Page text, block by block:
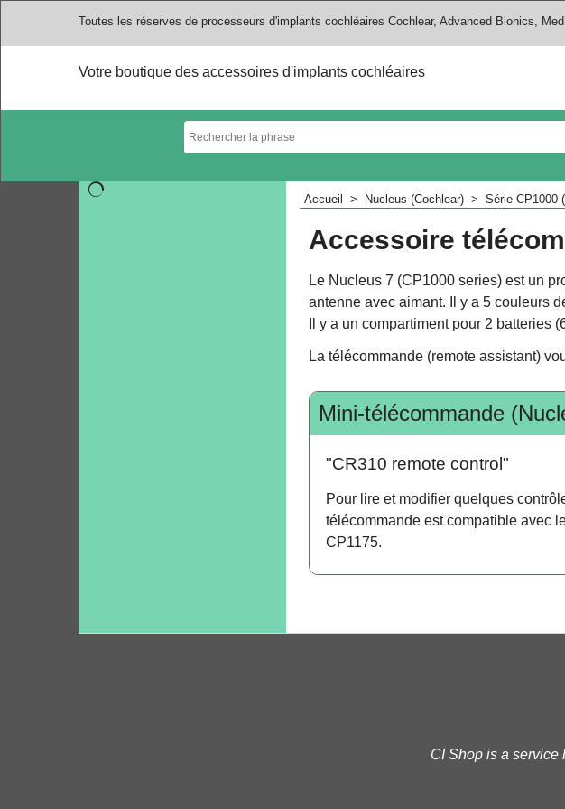
Toutes les réserves de processeurs d'implants cochléaires Cochlear, Advanced Bionics,
Votre boutique des accessoires d'implants cochléaires
Accueil > Nucleus (Cochlear) > Série CP1000
Accessoire
Le Nucleus 7 (CP1000 series) est un
antenne avec aimant. Il y a 5 couleurs
Il y a un compartiment pour 2 batteries (
La télécommande (remote assistant)
Mini-télécommande
"CR310 remote control"
Pour lire et modifier quelques
télécommande est compatible avec
CP1175.
CI Shop is a service